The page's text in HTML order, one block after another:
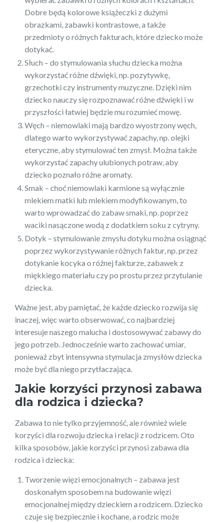
Dobre będą kolorowe książeczki z dużymi
obrazkami, zabawki kontrastowe, a także
przedmioty o różnych fakturach, które dziecko może
dotykać.
Słuch – do stymulowania słuchu dziecka można
wykorzystać różne dźwięki, np. pozytywkę,
grzechotki czy instrumenty muzyczne. Dzięki nim
dziecko nauczy się rozpoznawać różne dźwięki i w
przyszłości łatwiej będzie mu rozumieć mowę.
Węch – niemowlaki mają bardzo wyostrzony węch,
dlatego warto wykorzystywać zapachy, np. olejki
eteryczne, aby stymulować ten zmysł. Można także
wykorzystać zapachy ulubionych potraw, aby
dziecko poznało różne aromaty.
Smak – choć niemowlaki karmione są wyłącznie
mlekiem matki lub mlekiem modyfikowanym, to
warto wprowadzać do zabaw smaki, np. poprzez
waciki nasączone wodą z dodatkiem soku z cytryny.
Dotyk – stymulowanie zmysłu dotyku można osiągnąć
poprzez wykorzystywanie różnych faktur, np. przez
dotykanie kocyka o różnej fakturze, zabawek z
miękkiego materiału czy po prostu przez przytulanie
dziecka.
Ważne jest, aby pamiętać, że każde dziecko rozwija się
inaczej, więc warto obserwować, co najbardziej
interesuje naszego malucha i dostosowywać zabawy do
jego potrzeb. Jednocześnie warto zachować umiar,
ponieważ zbyt intensywna stymulacja zmysłów dziecka
może być dla niego przytłaczająca.
Jakie korzyści przynosi zabawa
dla rodzica i dziecka?
Zabawa to nie tylko przyjemność, ale również wiele
korzyści dla rozwoju dziecka i relacji z rodzicem. Oto
kilka sposobów, jakie korzyści przynosi zabawa dla
rodzica i dziecka:
Tworzenie więzi emocjonalnych – zabawa jest
doskonałym sposobem na budowanie więzi
emocjonalnej między dzieckiem a rodzicem. Dziecko
czuje się bezpiecznie i kochane, a rodzic może